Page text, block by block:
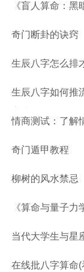
《盲人算命：黑
奇门断卦的诀窍
生辰八字怎么排
生辰八字如何推
情商测试：了解
奇门遁甲教程
柳树的风水禁忌
《算命与量子力
当代大学生与星
在线批八字算命